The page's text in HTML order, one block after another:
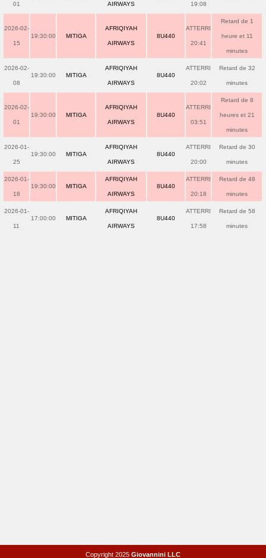
01 AIRWAYS 19:08
2026-02-
15
19:30:00 MITIGA
AFRIQIYAH
AIRWAYS
8U440
ATTERRI
20:41
Retard de 1
heure et 11
minutes
2026-02-
08
19:30:00 MITIGA
AFRIQIYAH
AIRWAYS
8U440
ATTERRI
20:02
Retard de 32
minutes
2026-02-
01
19:30:00 MITIGA
AFRIQIYAH
AIRWAYS
8U440
ATTERRI
03:51
Retard de 8
heures et 21
minutes
2026-01-
25
19:30:00 MITIGA
AFRIQIYAH
AIRWAYS
8U440
ATTERRI
20:00
Retard de 30
minutes
2026-01-
18
19:30:00 MITIGA
AFRIQIYAH
AIRWAYS
8U440
ATTERRI
20:18
Retard de 48
minutes
2026-01-
11
17:00:00 MITIGA
AFRIQIYAH
AIRWAYS
8U440
ATTERRI
17:58
Retard de 58
minutes
Copyright 2025 Giovannini LLC